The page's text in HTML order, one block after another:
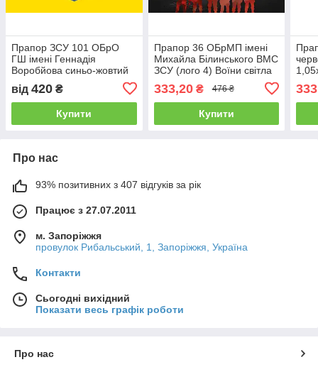
Прапор ЗСУ 101 ОБрО
ГШ імені Геннадія
Воробйова синьо-жовтий
від 420 ₴
Купити
Прапор 36 ОБрМП імені
Михайла Білинського ВМС
ЗСУ (лого 4) Воїни світла
червоно-чорний Прапорна
сітка, 1,05х0,7 м
Розпродаж
333,20₴ 476 ₴
Купити
Про нас
93% позитивних з 407 відгуків за рік
Працює з 27.07.2011
м. Запоріжжя
провулок Рибальський, 1, Запоріжжя, Україна
Контакти
Сьогодні вихідний
Показати весь графік роботи
Про нас